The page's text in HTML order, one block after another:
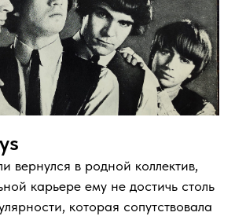
вернулся в родной коллектив,
карьере ему не достичь столь
которая сопутствовала